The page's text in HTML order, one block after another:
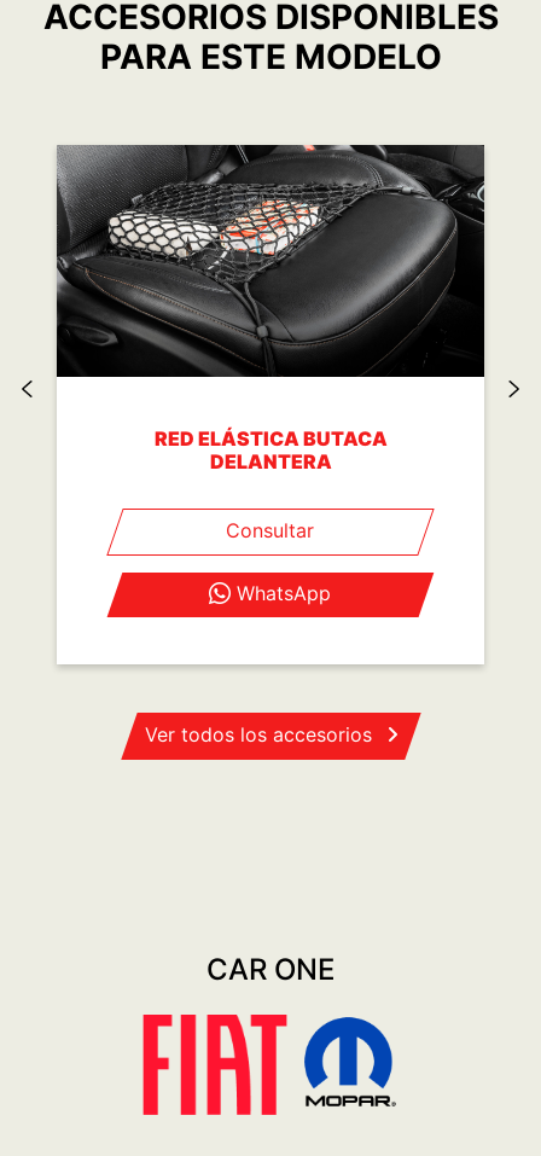
ACCESORIOS DISPONIBLES
PARA ESTE MODELO
RED ELÁSTICA BUTACA
DELANTERA
Consultar
WhatsApp
Ver todos los accesorios
CAR ONE